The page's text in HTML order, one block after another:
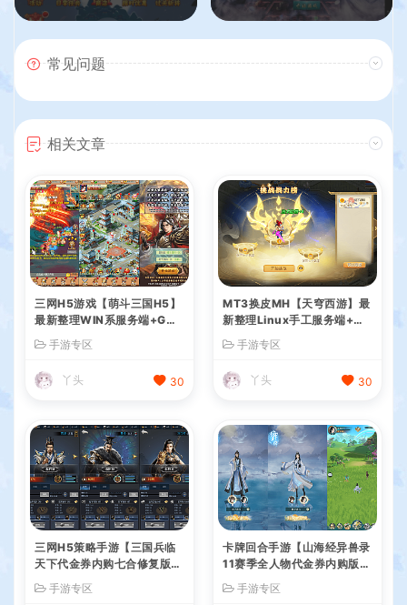
常见问题
相关文章
三网H5游戏【萌斗三国H5】
最新整理WIN系服务端+GM
手游专区
丫头 30
MT3换皮MH【天穹西游】最
新整理Linux手工服务端+安
建教程+全套源码+视频教程
手游专区
丫头 30
三网H5策略手游【三国兵临
天下代金券内购七合修复版】
最新整理单机一键即玩镜像端
+Linux手工服务端+管理后台
手游专区
卡牌回合手游【山海经异兽录
11赛季全人物代金券内购版】
最新整理WIN系服务端+授权
GM后台+管理后台+热更修改
手游专区